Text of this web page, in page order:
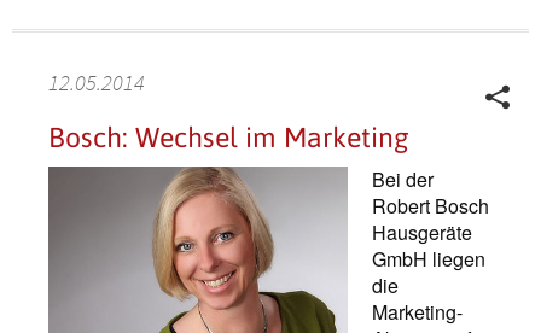
12.05.2014
Bosch: Wechsel im Marketing
Bei der
Robert Bosch
Hausgeräte
GmbH liegen
die
Marketing-